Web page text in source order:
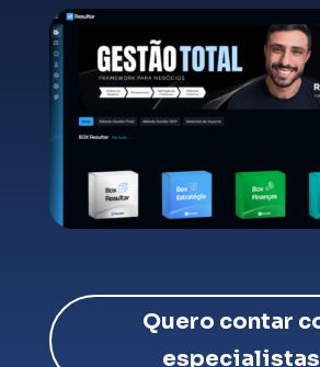
Quero contar